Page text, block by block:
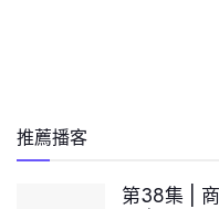
推薦播客
第38集 |